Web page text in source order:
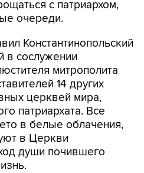
с патриархом,
очереди.
Константинопольский
в сослужении
митрополита
14 других
церквей мира,
патриархата. Все
в белые облачения,
в Церкви
души почившего